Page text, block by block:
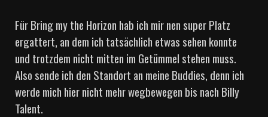
Für Bring my the Horizon hab ich mir nen super Platz
ergattert, an dem ich tatsächlich etwas sehen konnte
und trotzdem nicht mitten im Getümmel stehen muss.
Also sende ich den Standort an meine Buddies, denn ich
werde mich hier nicht mehr wegbewegen bis nach Billy
Talent.